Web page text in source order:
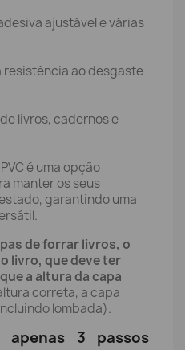
ajustável e várias
resistência ao desgaste
livros, cadernos e
é uma opção
manter os seus
garantindo uma
de forrar livros, o
livro, que deve ter
a altura da capa
correta, a capa
lombada).
3 passos